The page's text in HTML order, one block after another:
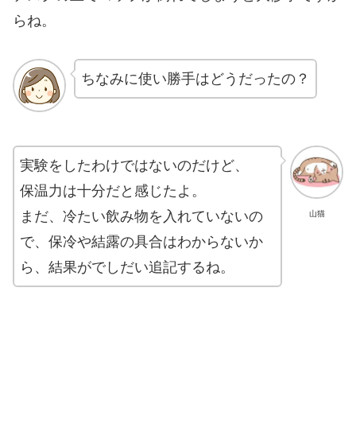
らね。
ちなみに使い勝手はどうだったの？
山猫
実験をしたわけではないのだけど、
保温力は十分だと感じたよ。
まだ、冷たい飲み物を入れていないの
で、保冷や結露の具合はわからないか
ら、結果がでしだい追記するね。